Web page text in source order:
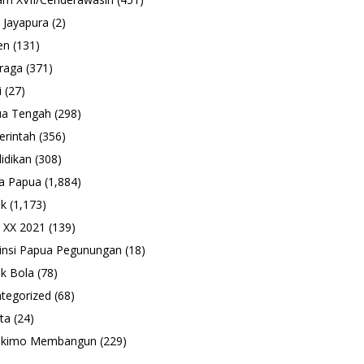
(2)
(131)
(371)
(27)
Tengah (298)
(356)
(308)
Papua (1,884)
(1,173)
2021 (139)
Papua Pegunungan (18)
Bola (78)
(68)
(24)
Membangun (229)